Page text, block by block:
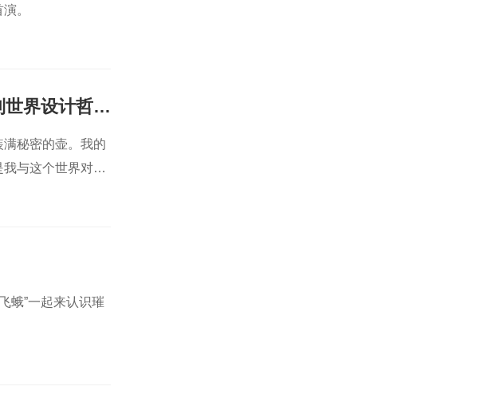
。
耀州窑青釉提梁倒灌壶：从古代“黑科技”到世界设计哲学，一壶通联的匠心宇宙
秘密的壶。我的
与这个世界对话
蛾”一起来认识璀